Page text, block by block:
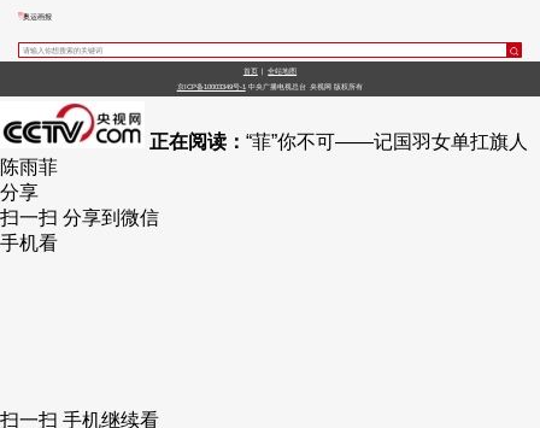
奥运画报
首页 全站地图
京ICP备10003349号-1 中央广播电视总台 央视网 版权所有
正在阅读： “菲”你不可——记国羽女单扛旗人
陈雨菲
分享
扫一扫 分享到微信
手机看
扫一扫 手机继续看